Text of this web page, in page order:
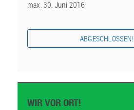
max. 30. Juni 2016
ABGESCHLOSSEN!
WIR VOR ORT!